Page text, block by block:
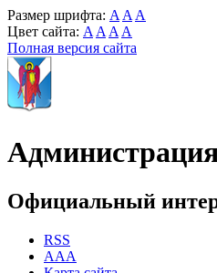
Размер шрифта: A A A
Цвет сайта: A A A A
Полная версия сайта
Официальный
RSS
AAA